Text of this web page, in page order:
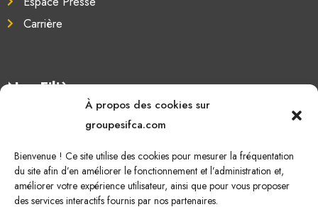
À propos des cookies sur
groupesifca.com
Bienvenue ! Ce site utilise des cookies pour mesurer la fréquentation
du site afin d’en améliorer le fonctionnement et l’administration et,
améliorer votre expérience utilisateur, ainsi que pour vous proposer
des services interactifs fournis par nos partenaires.
Carrière
Nos Filières
Sucre de canne
Energie Renouvelable